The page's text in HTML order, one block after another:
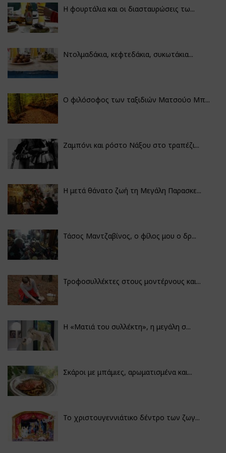
Η φουρτάλια και οι διασταυρώσεις τω...
Ντολμαδάκια, κεφτεδάκια, συκωτάκια...
Ο φιλόσοφος των ταξιδιών Ματσούο Μπ...
Ζαμπόνι και ρόστο Νάξου στο τραπέζι...
Η μετά θάνατο ζωή τη Μεγάλη Παρασκε...
Τάσος Μαντζαβίνος, ο φίλος μου ο δρ...
Τροφοσυλλέκτες στους μοντέρνους και...
H «Ματιά του συλλέκτη», η μεγάλη σ...
Σκάροι με μπάμιες, αρωματισμένα και...
Το χριστουγεννιάτικο δέντρο των ζωγ...